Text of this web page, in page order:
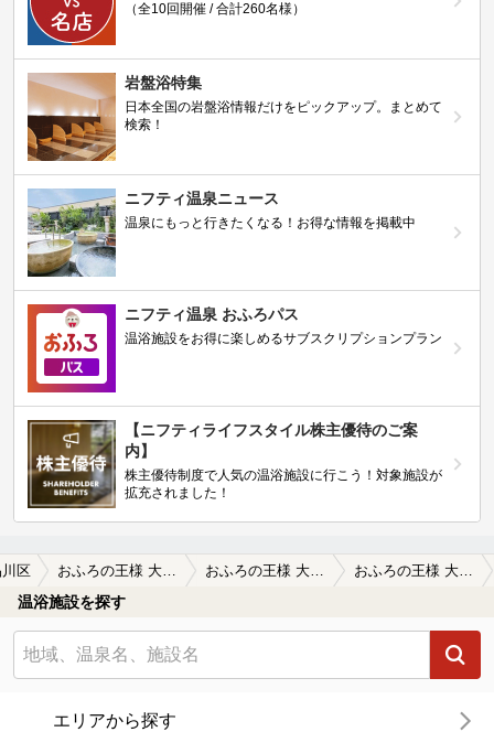
（全10回開催 / 合計260名様）
岩盤浴特集
日本全国の岩盤浴情報だけをピックアップ。まとめて
検索！
ニフティ温泉ニュース
温泉にもっと行きたくなる！お得な情報を掲載中
ニフティ温泉 おふろパス
温浴施設をお得に楽しめるサブスクリプションプラン
【ニフティライフスタイル株主優待のご案
内】
株主優待制度で人気の温浴施設に行こう！対象施設が
拡充されました！
区 おふろの王様 大井町店 おふろの王様 大井町店の口コミ一覧 おふろの王様 大井町店の口コミ 平日の昼間に利用しました。風呂は人…
温浴施設を探す
エリアから探す